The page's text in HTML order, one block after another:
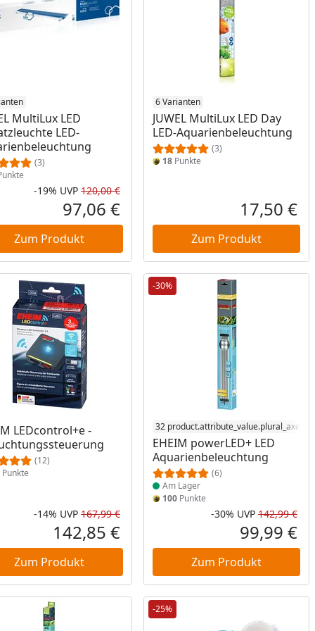
Preis
MultiLux LED
LED-
(3)
Rabatt in Prozent
-19%
Ursprünglicher Preis
UVP 120,00 €
Aktueller Preis
97,06 €
Zum Produkt
6 Varianten
JUWEL MultiLux LED Day
LED-Aquarienbeleuchtung
(3)
18 Punkte
17,50 €
Zum Produkt
LEDcontrol+e -
(12)
Punkte
Rabatt in Prozent
-14%
Ursprünglicher Preis
UVP 167,99 €
Aktueller Preis
142,85 €
Zum Produkt
-30%
32
EHEIM powerLED+ LED
Aquarienbeleuchtung
(6)
Produkt am Lager
Am Lager
100 Punkte
-30% UVP 142,99 €
99,99 €
Zum Produkt
-25%